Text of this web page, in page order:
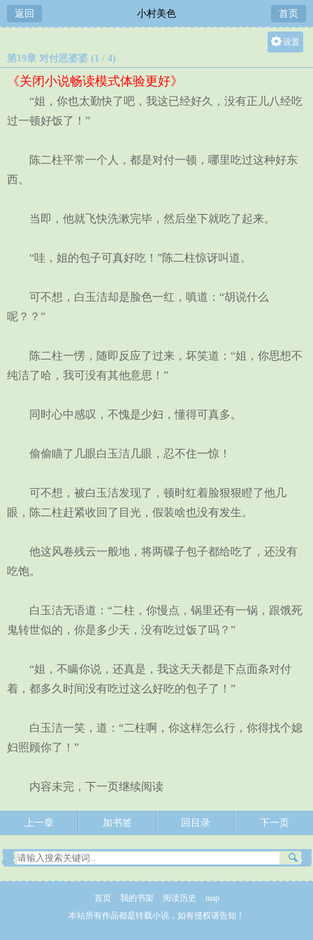
返回 小村美色 首页
设置
中
第19章 对付恶婆婆 (1 / 4)
《关闭小说畅读模式体验更好》
“姐，你也太勤快了吧，我这已经好久，没有正儿八经吃
过一顿好饭了！”
陈二柱平常一个人，都是对付一顿，哪里吃过这种好东
西。
当即，他就飞快洗漱完毕，然后坐下就吃了起来。
“哇，姐的包子可真好吃！”陈二柱惊讶叫道。
可不想，白玉洁却是脸色一红，嗔道：“胡说什么
呢？？”
陈二柱一愣，随即反应了过来，坏笑道：“姐，你思想不
纯洁了哈，我可没有其他意思！”
同时心中感叹，不愧是少妇，懂得可真多。
偷偷瞄了几眼白玉洁几眼，忍不住一惊！
可不想，被白玉洁发现了，顿时红着脸狠狠瞪了他几
眼，陈二柱赶紧收回了目光，假装啥也没有发生。
他这风卷残云一般地，将两碟子包子都给吃了，还没有
吃饱。
白玉洁无语道：“二柱，你慢点，锅里还有一锅，跟饿死
鬼转世似的，你是多少天，没有吃过饭了吗？”
“姐，不瞒你说，还真是，我这天天都是下点面条对付
着，都多久时间没有吃过这么好吃的包子了！”
白玉洁一笑，道：“二柱啊，你这样怎么行，你得找个媳
妇照顾你了！”
内容未完，下一页继续阅读
上一章 加书签 回目录 下一页
首页 我的书架 阅读历史
map
本站所有作品都是转载小说，如有侵权请告知！